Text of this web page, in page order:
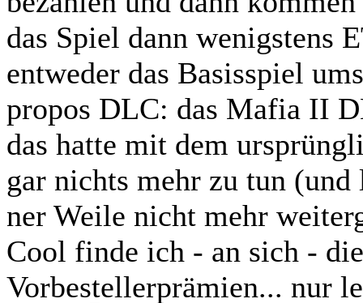
das Spiel dann wenigstens
entweder das Basisspiel
propos DLC: das Mafia II
das hatte mit dem
gar nichts mehr zu tun
ner Weile nicht mehr
Cool finde ich - an sich -
Vorbestellerprämien... nur